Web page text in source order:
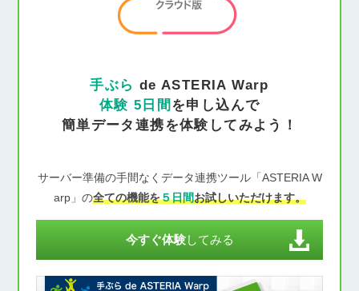
手ぶら de ASTERIA Warp
体験 5日間 を申し込んで
簡単データ連携を体験してみよう！
サーバー準備の手間なくデータ連携ツール「ASTERIA W
arp」の全ての機能を５日間お試しいただけます。
今すぐ体験してみる